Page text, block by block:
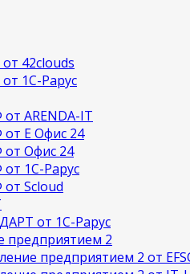
42clouds
1С-Рарус
ARENDA-IT
от Е Офис 24
от Офис 24
1С-Рарус
Scloud
от 1С-Рарус
предприятием 2
предприятием 2 от